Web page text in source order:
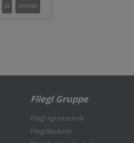
Ja Immer
Fliegl Gruppe
Fliegl Agrartechnik
Fliegl Baukom